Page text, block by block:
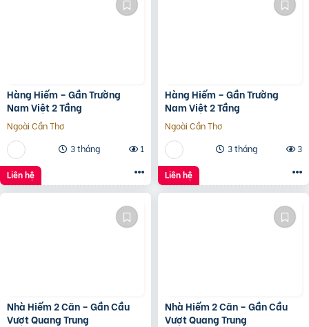
Hàng Hiếm – Gần Trường
Nam Việt 2 Tầng
Ngoài Cần Thơ
3 tháng
1
Liên hệ
Hàng Hiếm – Gần Trường
Nam Việt 2 Tầng
Ngoài Cần Thơ
3 tháng
3
Liên hệ
Nhà Hiếm 2 Căn – Gần Cầu
Vượt Quang Trung
Nhà Hiếm 2 Căn – Gần Cầu
Vượt Quang Trung